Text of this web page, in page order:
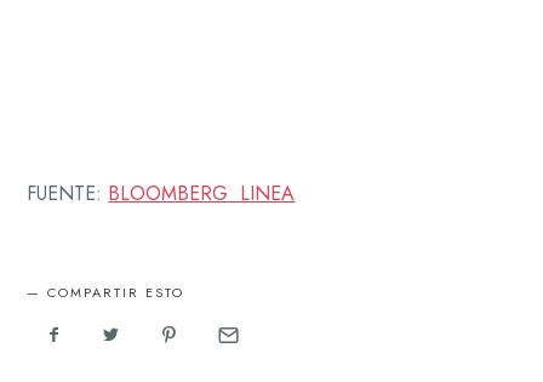
FUENTE: BLOOMBERG LINEA
COMPARTIR ESTO